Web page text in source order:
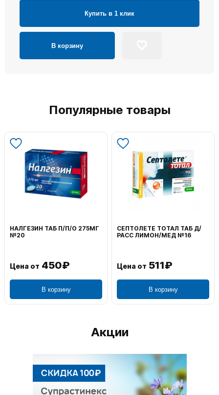
Купить в 1 клик
В корзину
Популярные товары
ВОЛЬТАРЕН ЭМУЛЬГЕЛЬ
НАРУЖ 2% 100Г
Цена от1 195₽
В корзину
ФЕНИСТИЛ ГЕЛЬ НАРУЖ
0,1% 50Г
Цена от804₽
В корзину
Акции